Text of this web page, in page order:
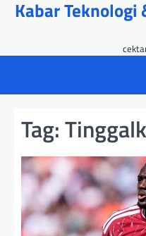
SkipKabar
Tag: